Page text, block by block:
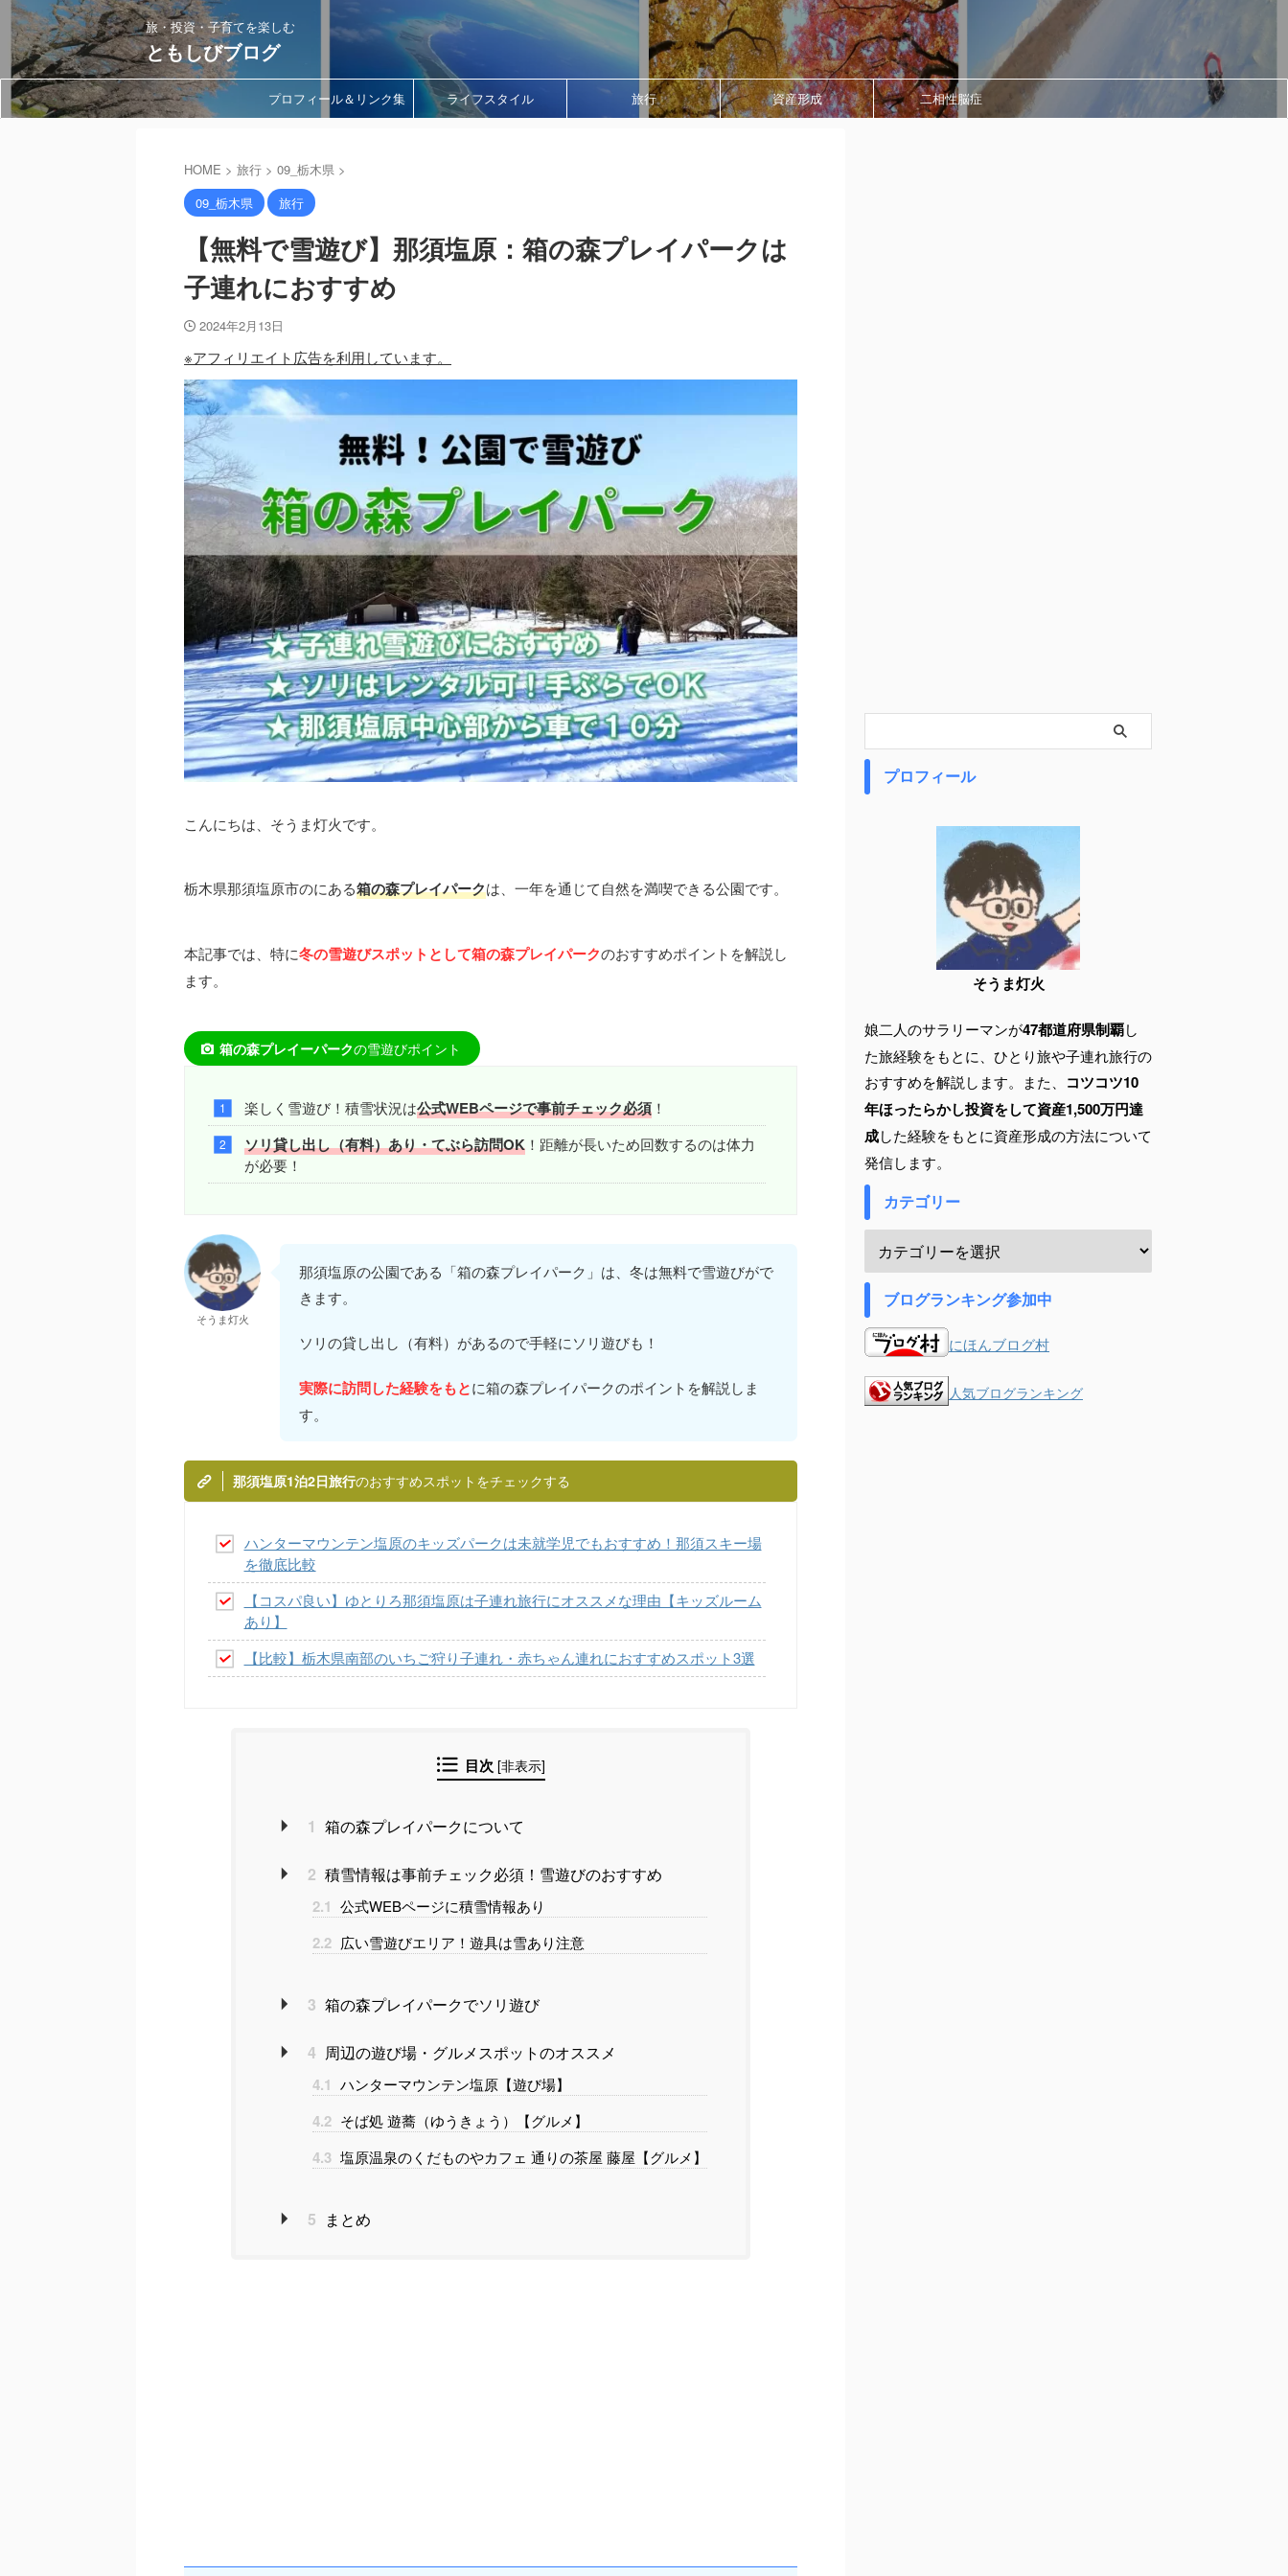
旅・投資・子育てを楽しむ
ともしびブログ
プロフィール＆リンク集 ライフスタイル 旅行 資産形成 二相性脳症
HOME > 旅行 > 09_栃木県 >
09_栃木県
旅行
【無料で雪遊び】那須塩原：箱の森プレイパークは
子連れにおすすめ
2024年2月13日
※アフィリエイト広告を利用しています。
こんにちは、そうま灯火です。
栃木県那須塩原市のにある箱の森プレイパークは、一年を通じて自然を満喫できる公園です。
本記事では、特に冬の雪遊びスポットとして箱の森プレイパークのおすすめポイントを解説し
ます。
箱の森プレイーパークの雪遊びポイント
楽しく雪遊び！積雪状況は公式WEBページで事前チェック必須！
ソリ貸し出し（有料）あり・てぶら訪問OK！距離が長いため回数するのは体力
が必要！
そうま灯火
那須塩原の公園である「箱の森プレイパーク」は、冬は無料で雪遊びがで
きます。
ソリの貸し出し（有料）があるので手軽にソリ遊びも！
実際に訪問した経験をもとに箱の森プレイパークのポイントを解説しま
す。
那須塩原1泊2日旅行のおすすめスポットをチェックする
ハンターマウンテン塩原のキッズパークは未就学児でもおすすめ！那須スキー場
を徹底比較
【コスパ良い】ゆとりろ那須塩原は子連れ旅行にオススメな理由【キッズルーム
あり】
【比較】栃木県南部のいちご狩り子連れ・赤ちゃん連れにおすすめスポット3選
目次 [非表示]
1 箱の森プレイパークについて
2 積雪情報は事前チェック必須！雪遊びのおすすめ
2.1 公式WEBページに積雪情報あり
2.2 広い雪遊びエリア！遊具は雪あり注意
3 箱の森プレイパークでソリ遊び
4 周辺の遊び場・グルメスポットのオススメ
4.1 ハンターマウンテン塩原【遊び場】
4.2 そば処 遊蕎（ゆうきょう）【グルメ】
4.3 塩原温泉のくだものやカフェ 通りの茶屋 藤屋【グルメ】
5 まとめ
プロフィール
そうま灯火
娘二人のサラリーマンが47都道府県制覇し
た旅経験をもとに、ひとり旅や子連れ旅行の
おすすめを解説します。また、 コツコツ10
年ほったらかし投資をして資産1,500万円達
成した経験をもとに資産形成の方法について
発信します。
カテゴリー
ブログランキング参加中
にほんブログ村
人気ブログランキング